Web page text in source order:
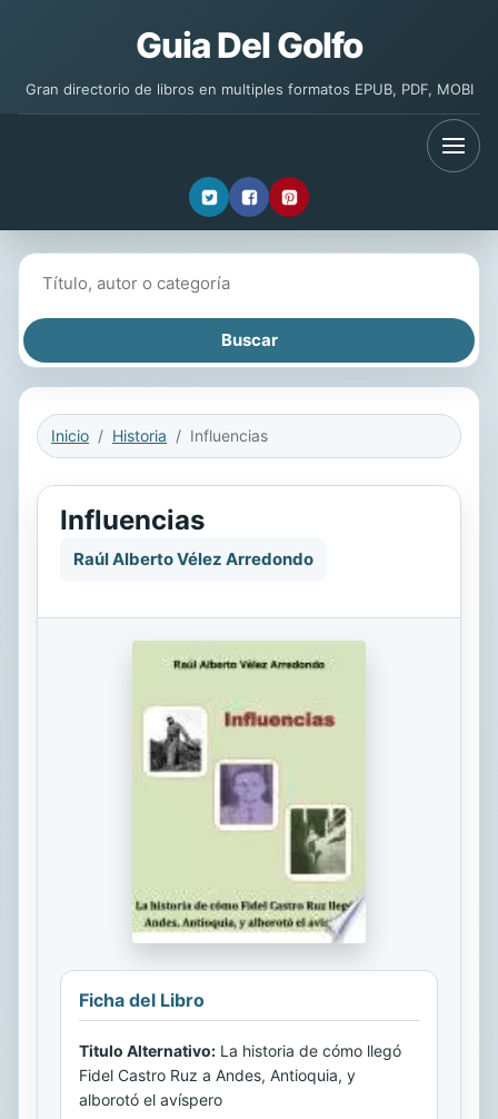
Guia Del Golfo
Gran directorio de libros en multiples formatos EPUB, PDF, MOBI
Inicio Historia Influencias
Influencias
Raúl Alberto Vélez Arredondo
Ficha del Libro
Titulo Alternativo: La historia de cómo llegó
Fidel Castro Ruz a Andes, Antioquia, y
alborotó el avíspero